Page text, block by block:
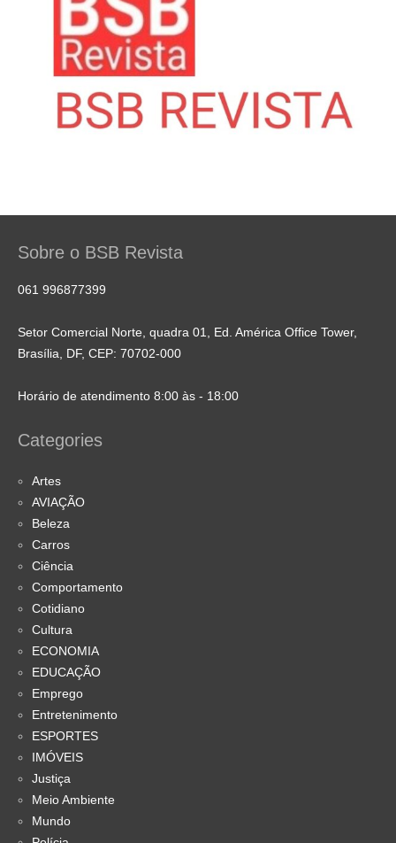
Sobre o BSB Revista
061 996877399
Setor Comercial Norte, quadra 01, Ed. América Office Tower,
Brasília, DF, CEP: 70702-000
Horário de atendimento 8:00 às - 18:00
Categories
Artes
AVIAÇÃO
Beleza
Carros
Ciência
Comportamento
Cotidiano
Cultura
ECONOMIA
EDUCAÇÃO
Emprego
Entretenimento
ESPORTES
IMÓVEIS
Justiça
Meio Ambiente
Mundo